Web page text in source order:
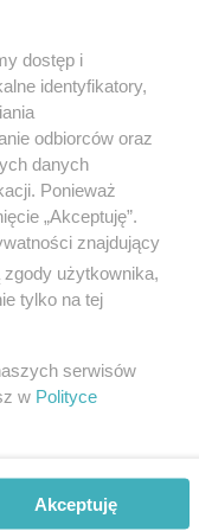
informacje w nim
informacji
dostęp i
identyfikatory,
odbiorców oraz
danych
Ponieważ
„Akceptuję”.
znajdujący
użytkownika,
tylko na tej
serwisów
w Polityce
Akceptuję